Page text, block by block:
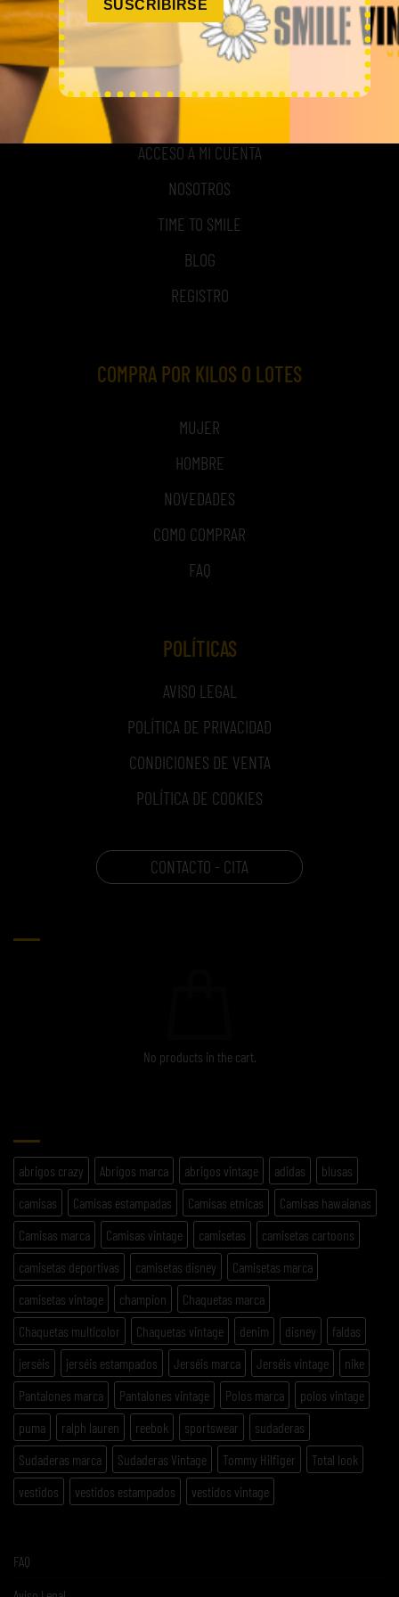
MI CUENTA
ACCESO A MI CUENTA
NOSOTROS
TIME TO SMILE
BLOG
REGISTRO
COMPRA POR KILOS O LOTES
MUJER
HOMBRE
NOVEDADES
COMO COMPRAR
FAQ
POLÍTICAS
AVISO LEGAL
POLÍTICA DE PRIVACIDAD
CONDICIONES DE VENTA
POLÍTICA DE COOKIES
CONTACTO - CITA
No products in the cart.
abrigos crazy Abrigos marca abrigos vintage adidas
blusas
camisas
Camisas estampadas Camisas etnicas
Camisas hawaianas
Camisas marca
Camisas vintage camisetas
camisetas cartoons
camisetas deportivas
camisetas disney
Camisetas marca
camisetas vintage
champion
Chaquetas marca
Chaquetas multicolor
Chaquetas vintage denim disney
faldas
jerséis
jerséis estampados Jerséis marca Jerséis vintage
nike
Pantalones marca
Pantalones vintage Polos marca
polos vintage
puma
ralph lauren reebok sportswear
sudaderas
Sudaderas marca
Sudaderas Vintage Tommy Hilfiger
Total look
vestidos
vestidos estampados vestidos vintage
FAQ
SUSCRIBIRSE